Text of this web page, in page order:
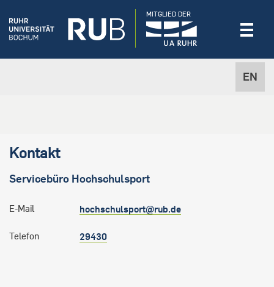
EN
MITGLIED DER
Kontakt
Servicebüro Hochschulsport
E-Mail hochschulsport@rub.de
Telefon 29430